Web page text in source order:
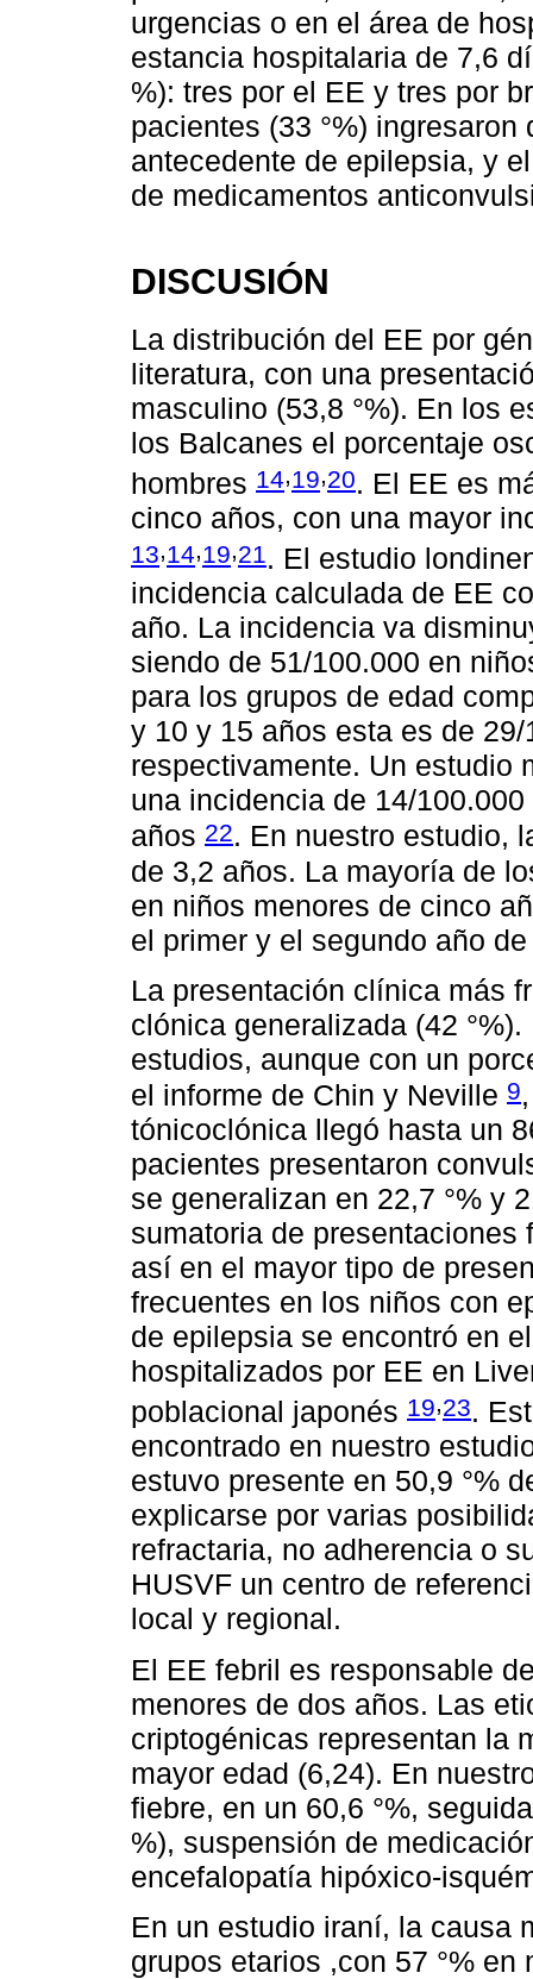
urgencias o en el área de
estancia hospitalaria de 7,6
%): tres por el EE y tres por
pacientes (33 °%)
antecedente de epilepsia, y
de medicamentos
DISCUSIÓN
La distribución del EE por
literatura, con una
masculino (53,8 °%). En los
los Balcanes el porcentaje
hombres 14 19 20. El EE es
cinco años, con una mayor
13,14,19,21. El estudio
incidencia calculada de EE
año. La incidencia va
siendo de 51/100.000 en
para los grupos de edad
y 10 y 15 años esta es de
respectivamente. Un estudio
una incidencia de 14/
años 22. En nuestro estudio,
de 3,2 años. La mayoría de
en niños menores de cinco
el primer y el segundo año
La presentación clínica más
clónica generalizada (42
estudios, aunque con un
el informe de Chin y Neville 9
tónicoclónica llegó hasta un
pacientes presentaron
se generalizan en 22,7 °% y
sumatoria de
así en el mayor tipo de
frecuentes en los niños con
de epilepsia se encontró en
hospitalizados por EE en
poblacional japonés 19,23.
encontrado en nuestro
estuvo presente en 50,9 °%
explicarse por varias
refractaria, no adherencia o
HUSVF un centro de
local y regional.
El EE febril es responsable
menores de dos años. Las
criptogénicas representan la
mayor edad (6,24). En
fiebre, en un 60,6 °%,
%), suspensión de
encefalopatía hipóxico-
En un estudio iraní, la causa
grupos etarios ,con 57 °% en